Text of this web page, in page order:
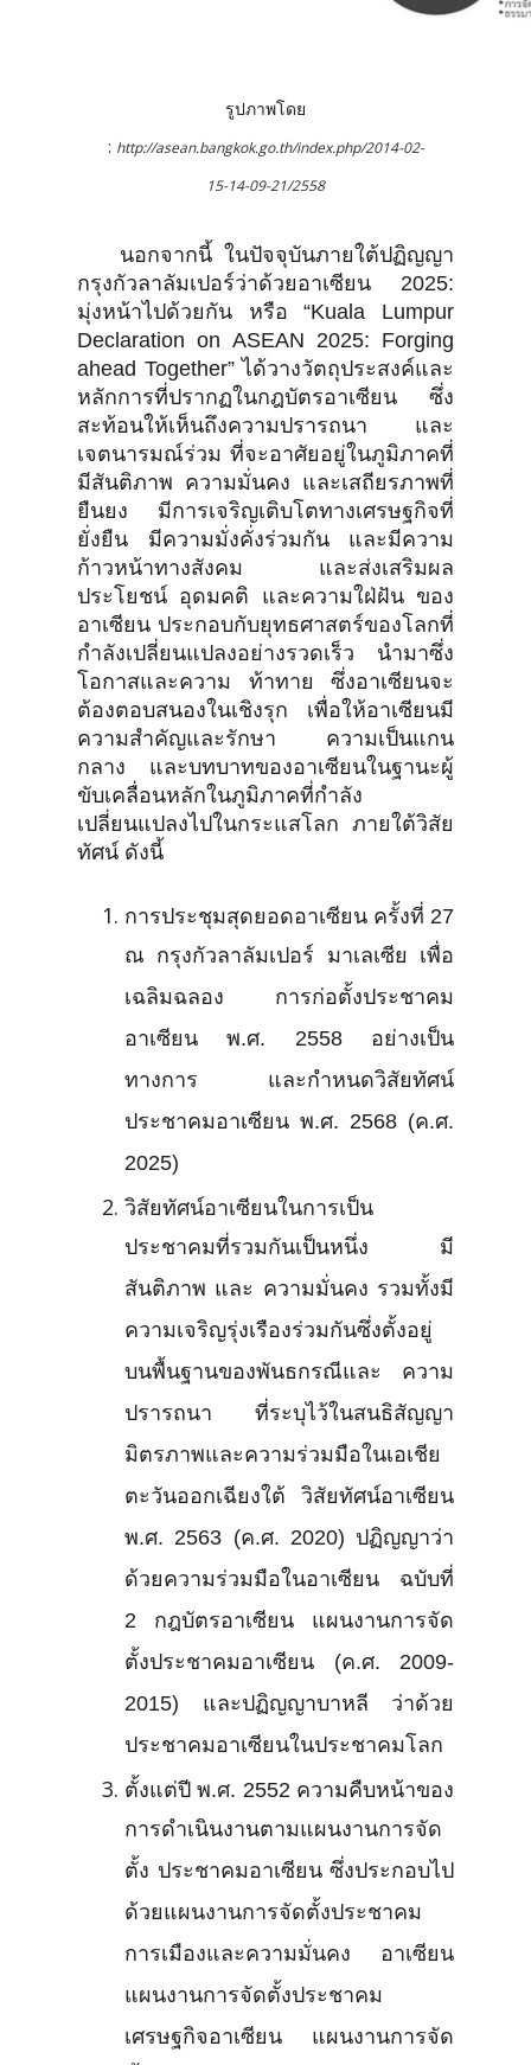
รูปภาพโดย
: http://asean.bangkok.go.th/index.php/2014-02-
15-14-09-21/2558
นอกจากนี้ ในปัจจุบันภายใต้ปฏิญญา
กรุงกัวลาลัมเปอร์ว่าด้วยอาเซียน 2025:
มุ่งหน้าไปด้วยกัน หรือ “Kuala Lumpur
Declaration on ASEAN 2025: Forging
ahead Together” ได้วางวัตถุประสงค์และ
หลักการที่ปรากฏในกฎบัตรอาเซียน ซึ่ง
สะท้อนให้เห็นถึงความปรารถนา และ
เจตนารมณ์ร่วม ที่จะอาศัยอยู่ในภูมิภาคที่
มีสันติภาพ ความมั่นคง และเสถียรภาพที่
ยืนยง มีการเจริญเติบโตทางเศรษฐกิจที่
ยั่งยืน มีความมั่งคั่งร่วมกัน และมีความ
ก้าวหน้าทางสังคม และส่งเสริมผล
ประโยชน์ อุดมคติ และความใฝ่ฝัน ของ
อาเซียน ประกอบกับยุทธศาสตร์ของโลกที่
กำลังเปลี่ยนแปลงอย่างรวดเร็ว นำมาซึ่ง
โอกาสและความ ท้าทาย ซึ่งอาเซียนจะ
ต้องตอบสนองในเชิงรุก เพื่อให้อาเซียนมี
ความสำคัญและรักษา ความเป็นแกน
กลาง และบทบาทของอาเซียนในฐานะผู้
ขับเคลื่อนหลักในภูมิภาคที่กำลัง
เปลี่ยนแปลงไปในกระแสโลก ภายใต้วิสัย
ทัศน์ ดังนี้
การประชุมสุดยอดอาเซียน ครั้งที่ 27
ณ กรุงกัวลาลัมเปอร์ มาเลเซีย เพื่อ
เฉลิมฉลอง การก่อตั้งประชาคม
อาเซียน พ.ศ. 2558 อย่างเป็น
ทางการ และกำหนดวิสัยทัศน์
ประชาคมอาเซียน พ.ศ. 2568 (ค.ศ.
2025)
วิสัยทัศน์อาเซียนในการเป็น
ประชาคมที่รวมกันเป็นหนึ่ง มี
สันติภาพ และ ความมั่นคง รวมทั้งมี
ความเจริญรุ่งเรืองร่วมกันซึ่งตั้งอยู่
บนพื้นฐานของพันธกรณีและ ความ
ปรารถนา ที่ระบุไว้ในสนธิสัญญา
มิตรภาพและความร่วมมือในเอเชีย
ตะวันออกเฉียงใต้ วิสัยทัศน์อาเซียน
พ.ศ. 2563 (ค.ศ. 2020) ปฏิญญาว่า
ด้วยความร่วมมือในอาเซียน ฉบับที่
2 กฎบัตรอาเซียน แผนงานการจัด
ตั้งประชาคมอาเซียน (ค.ศ. 2009-
2015) และปฏิญญาบาหลี ว่าด้วย
ประชาคมอาเซียนในประชาคมโลก
ตั้งแต่ปี พ.ศ. 2552 ความคืบหน้าของ
การดำเนินงานตามแผนงานการจัด
ตั้ง ประชาคมอาเซียน ซึ่งประกอบไป
ด้วยแผนงานการจัดตั้งประชาคม
การเมืองและความมั่นคง อาเซียน
แผนงานการจัดตั้งประชาคม
เศรษฐกิจอาเซียน แผนงานการจัด